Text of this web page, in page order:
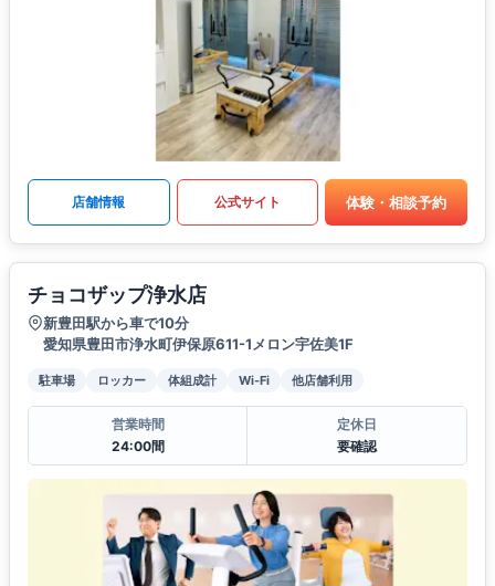
店舗情報 公式サイト 体験・相談予約
チョコザップ浄水店
新豊田駅から車で10分
愛知県豊田市浄水町伊保原611-1メロン宇佐美1F
駐車場 ロッカー 体組成計 Wi-Fi 他店舗利用
営業時間
24:00間
定休日
要確認